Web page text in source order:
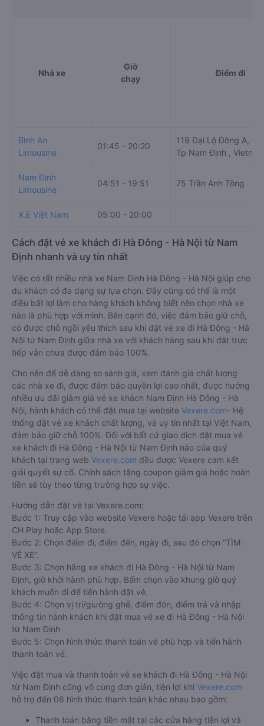
Nhà xe
Giờ
chạy
Điểm đi
Bình An
Limousine
01:45 - 20:20
119 Đại Lộ Đông A,
Tp Nam Định , Vietnam
Nam Định
Limousine
04:51 - 19:51 75 Trần Anh Tông
X.E Việt Nam 05:00 - 20:00
Cách đặt vé xe khách đi Hà Đông - Hà Nội từ Nam
Định nhanh và uy tín nhất
Việc có rất nhiều nhà xe Nam Định Hà Đông - Hà Nội giúp cho
du khách có đa dạng sự lựa chọn. Đây cũng có thể là một
điều bất lợi làm cho hàng khách không biết nên chọn nhà xe
nào là phù hợp với mình. Bên cạnh đó, việc đảm bảo giữ chỗ,
có được chỗ ngồi yêu thích sau khi đặt vé xe đi Hà Đông - Hà
Nội từ Nam Định giữa nhà xe với khách hàng sau khi đặt trực
tiếp vẫn chưa được đảm bảo 100%.
Cho nên để dễ dàng so sánh giá, xem đánh giá chất lượng
các nhà xe đi, được đảm bảo quyền lợi cao nhất, được hưởng
nhiều ưu đãi giảm giá vé xe khách Nam Định Hà Đông - Hà
Nội, hành khách có thể đặt mua tại website Vexere.com- Hệ
thống đặt vé xe khách chất lượng, và uy tín nhất tại Việt Nam,
đảm bảo giữ chỗ 100%. Đối với bất cứ giao dịch đặt mua vé
xe khách đi Hà Đông - Hà Nội từ Nam Định nào của quý
khách tại trang web Vexere.com đều được Vexere cam kết
giải quyết sự cố. Chính sách tặng coupon giảm giá hoặc hoàn
tiền sẽ tùy theo từng trường hợp sự việc.
Hướng dẫn đặt vé tại Vexere.com:
Bước 1: Truy cập vào website Vexere hoặc tải app Vexere trên
CH Play hoặc App Store.
Bước 2: Chọn điểm đi, điểm đến, ngày đi, sau đó chọn “TÌM
VÉ XE”.
Bước 3: Chọn hãng xe khách đi Hà Đông - Hà Nội từ Nam
Định, giờ khởi hành phù hợp. Bấm chọn vào khung giờ quý
khách muốn đi để tiến hành đặt vé.
Bước 4: Chọn vị trí/giường ghế, điểm đón, điểm trả và nhập
thông tin hành khách khi đặt mua vé xe đi Hà Đông - Hà Nội
từ Nam Định
Bước 5: Chọn hình thức thanh toán vé phù hợp và tiến hành
thanh toán vé.
Việc đặt mua và thanh toán vé xe khách đi Hà Đông - Hà Nội
từ Nam Định cũng vô cùng đơn giản, tiện lợi khi Vexere.com
hỗ trợ đến 06 hình thức thanh toán khác nhau bao gồm:
Thanh toán bằng tiền mặt tại các cửa hàng tiện lợi và